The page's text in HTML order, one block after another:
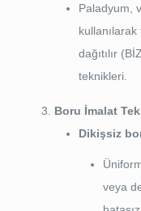
Paladyum,
dağıtılır
teknikleri.
Boru İmalat
Dikişsiz
veya